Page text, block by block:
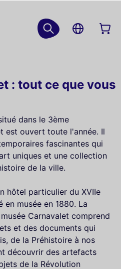
: tout ce que vous
dans le 3ème
est ouvert toute l'année. Il
fascinantes qui
uniques et une collection
de la ville.
hôtel particulier du XVIIe
musée en 1880. La
Carnavalet comprend
et des documents qui
de la Préhistoire à nos
découvrir des artefacts
de la Révolution